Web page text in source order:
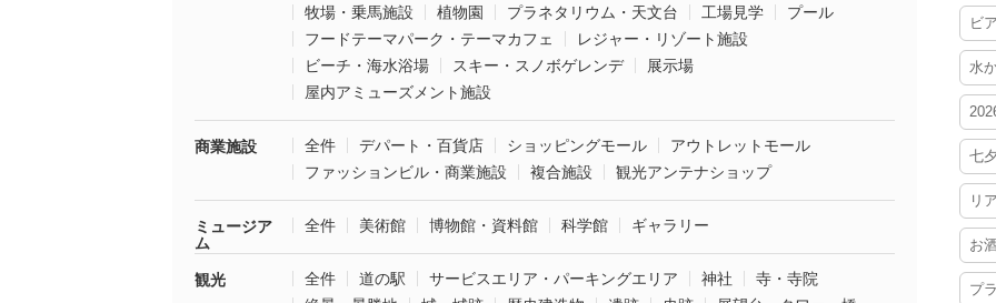
牧場・乗馬施設
植物園 プラネタリウム・天文台 工場見学
プール
フードテーマパーク・テーマカフェ
レジャー・リゾート施設
ビーチ・海水浴場
スキー・スノボゲレンデ
展示場
屋内アミューズメント施設
商業施設 全件 デパート・百貨店 ショッピングモール
アウトレットモール
ファッションビル・商業施設
複合施設 観光アンテナショップ
ミュージア
ム
全件 美術館 博物館・資料館 科学館 ギャラリー
観光 全件 道の駅 サービスエリア・パーキングエリア 神社
寺・寺院
ビ
水
七
リ
お
プ